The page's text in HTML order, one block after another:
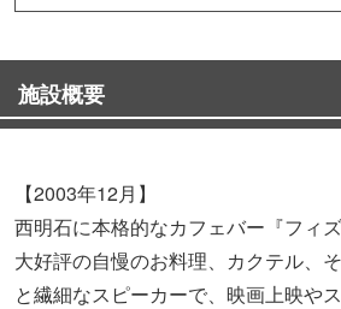
施設概要
【2003年12月】
西明石に本格的なカフェバー『フィ
大好評の自慢のお料理、カクテル、
と繊細なスピーカーで、映画上映や